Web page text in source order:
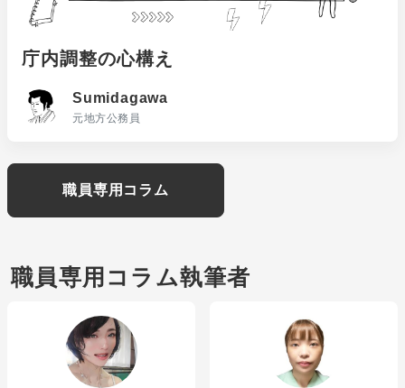
庁内調整の心構え
Sumidagawa
元地方公務員
職員専用コラム
職員専用コラム執筆者